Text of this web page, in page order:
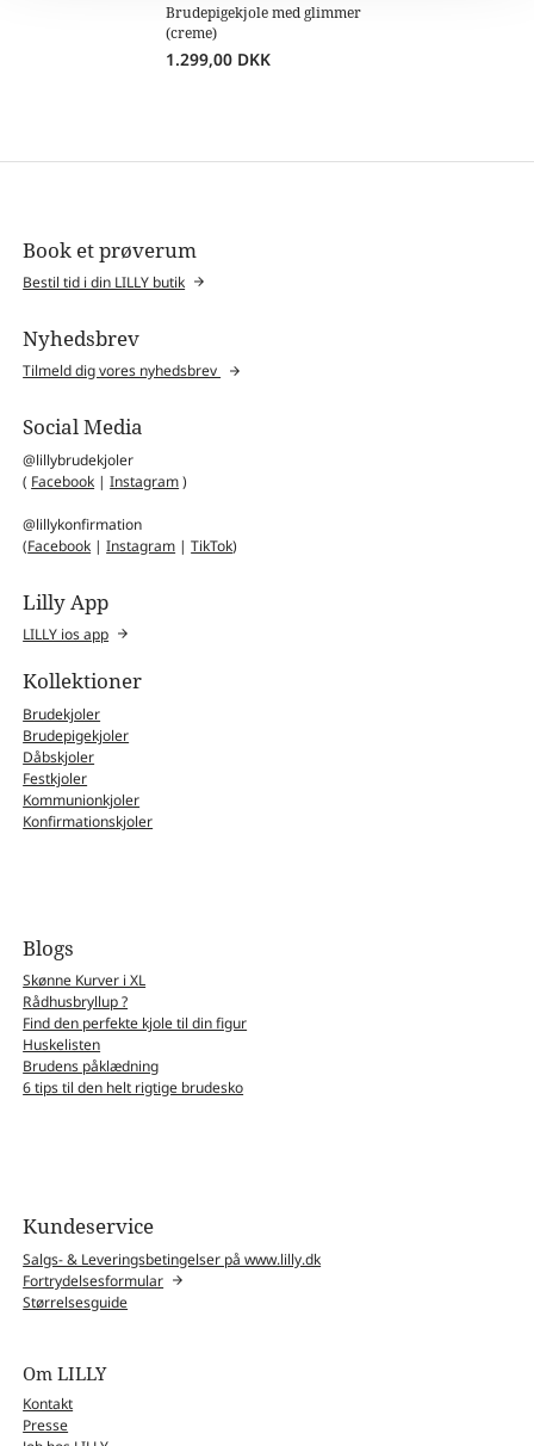
Brudepigekjole med glimmer
(creme)
1.299,00 DKK
Book et prøverum
Bestil tid i din LILLY butik
Nyhedsbrev
Tilmeld dig vores nyhedsbrev
Social Media
@lillybrudekjoler
( Facebook |Instagram)
@lillykonfirmation
(Facebook |Instagram |TikTok)
Lilly App
LILLY ios app
Kollektioner
Brudekjoler
Brudepigekjoler
Dåbskjoler
Festkjoler
Kommunionkjoler
Konfirmationskjoler
Blogs
Skønne Kurver i XL
Rådhusbryllup ?
Find den perfekte kjole til din figur
Huskelisten
Brudens påklædning
6 tips til den helt rigtige brudesko
Kundeservice
Salgs- & Leveringsbetingelser på www.lilly.dk
Fortrydelsesformular
Størrelsesguide
Om LILLY
Kontakt
Presse